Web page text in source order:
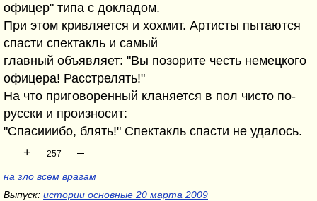
офицер" типа с докладом.
При этом кривляется и хохмит. Артисты пытаются
спасти спектакль и самый
главный объявляет: "Вы позорите честь немецкого
офицера! Расстрелять!"
На что приговоренный кланяется в пол чисто по-
русски и произносит:
"Спасииибо, блять!" Спектакль спасти не удалось.
+
257 –
на зло всем врагам
Выпуск: истории основные 20 марта 2009